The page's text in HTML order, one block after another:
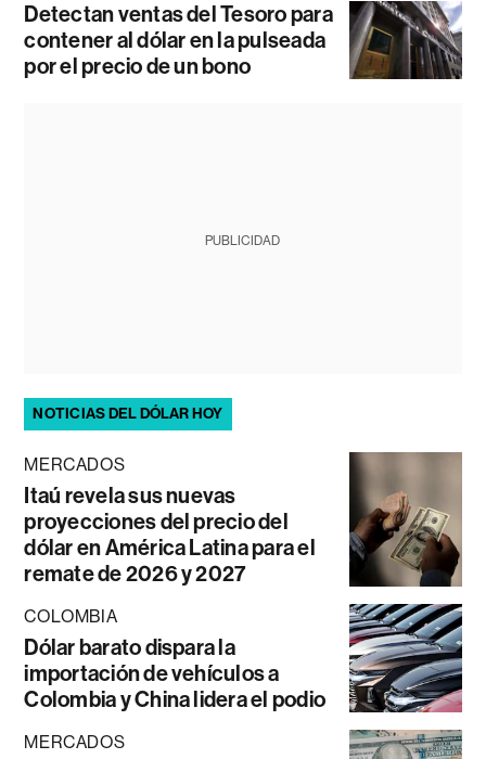
Detectan ventas del Tesoro para
contener al dólar en la pulseada
por el precio de un bono
PUBLICIDAD
NOTICIAS DEL DÓLAR HOY
MERCADOS
Itaú revela sus nuevas
proyecciones del precio del
dólar en América Latina para el
remate de 2026 y 2027
COLOMBIA
Dólar barato dispara la
importación de vehículos a
Colombia y China lidera el podio
MERCADOS